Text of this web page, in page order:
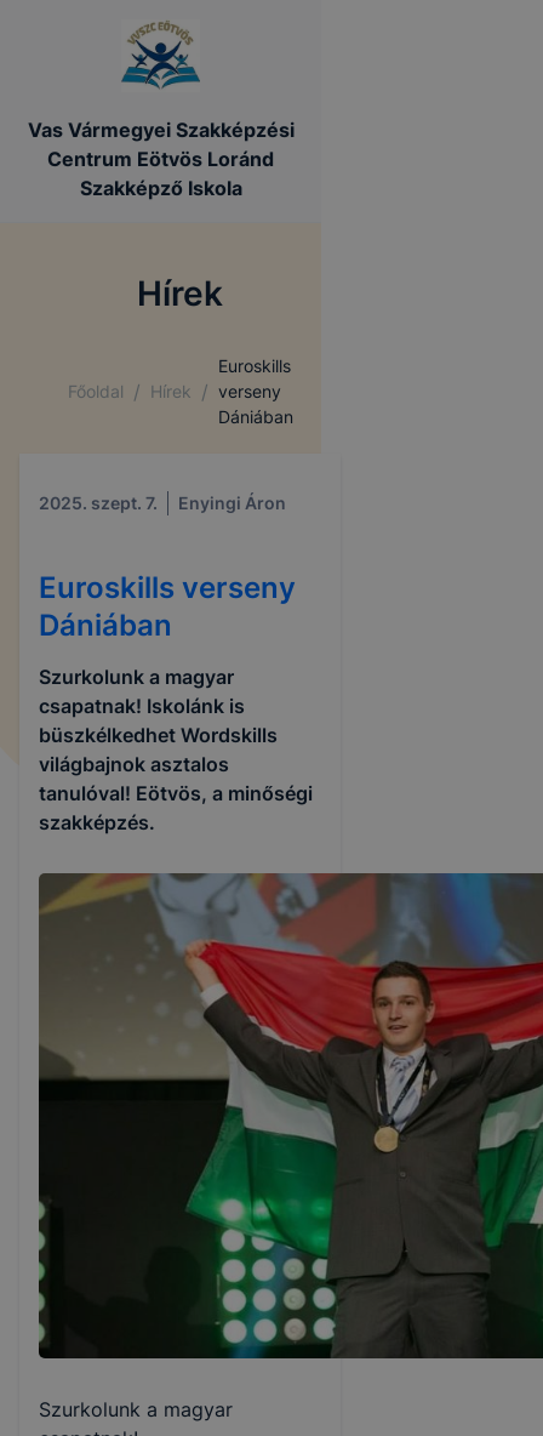
Vas Vármegyei Szakképzési
Centrum Eötvös Loránd
Szakképző Iskola
Hírek
Főoldal / Hírek /
Euroskills
verseny
Dániában
2025. szept. 7. Enyingi Áron
Euroskills verseny
Dániában
Szurkolunk a magyar
csapatnak! Iskolánk is
büszkélkedhet Wordskills
világbajnok asztalos
tanulóval! Eötvös, a minőségi
szakképzés.
Szurkolunk a magyar